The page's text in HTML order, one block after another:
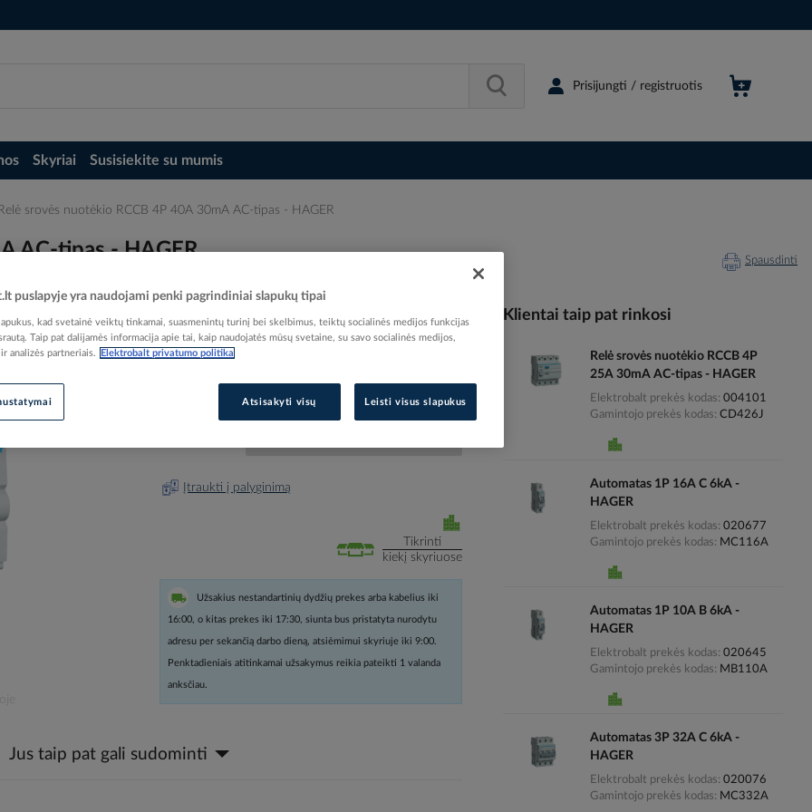
Prisijungti / registruotis
Skyriai Susisiekite su mumis
Relė srovės nuotėkio RCCB 4P 40A 30mA AC-tipas - HAGER
AC-tipas - HAGER Spausdinti
Elektrobalt prekės kodas
EAN kodas
3250611616382
Gamintojo prekės kodas
CD441J
Įtraukti į palyginimą
Tikrinti
kiekį skyriuose
Užsakius nestandartinių dydžių prekes arba kabelius iki
16:00, o kitas prekes iki 17:30, siunta bus pristatyta nurodytu
adresu per sekančią darbo dieną, atsiėmimui skyriuje iki 9:00.
Penktadieniais atitinkamai užsakymus reikia pateikti 1 valanda
anksčiau.
Jus taip pat gali sudominti
Klientai taip pat rinkosi
Relė srovės nuotėkio RCCB 4P
25A 30mA AC-tipas - HAGER
Elektrobalt prekės kodas 004101
Gamintojo prekės kodas CD426J
Automatas 1P 16A C 6kA -
HAGER
Elektrobalt prekės kodas 020677
Gamintojo prekės kodas
MC116A
Automatas 1P 10A B 6kA -
HAGER
Elektrobalt prekės kodas 020645
Gamintojo prekės kodas
MB110A
Automatas 3P 32A C 6kA -
HAGER
Elektrobalt prekės kodas 020076
Gamintojo prekės kodas
MC332A
puslapyje yra naudojami penki pagrindiniai slapukų tipai
kad svetainė veiktų tinkamai, suasmenintų turinį bei skelbimus, teiktų socialinės medijos funkcijas
Taip pat dalijamės informacija apie tai, kaip naudojatės mūsų svetaine, su savo socialinės medijos,
analizės partneriais.
Elektrobalt privatumo politika
Atsisakyti visų Leisti visus slapukus